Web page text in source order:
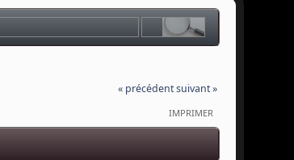
« précédentsuivant »
IMPRIMER